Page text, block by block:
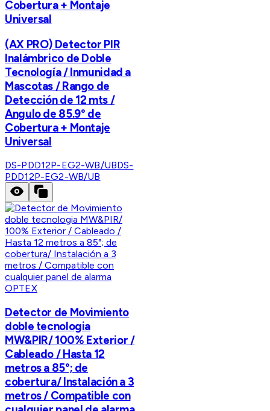
Cobertura + Montaje
Universal
(AX PRO) Detector PIR
Inalámbrico de Doble
Tecnología / Inmunidad a
Mascotas / Rango de
Detección de 12 mts /
Angulo de 85.9° de
Cobertura + Montaje
Universal
DS-PDD12P-EG2-WB/UBDS-
PDD12P-EG2-WB/UB
OPTEX
Detector de Movimiento
doble tecnologia
MW&PIR/ 100% Exterior /
Cableado / Hasta 12
metros a 85°; de
cobertura/ Instalación a 3
metros / Compatible con